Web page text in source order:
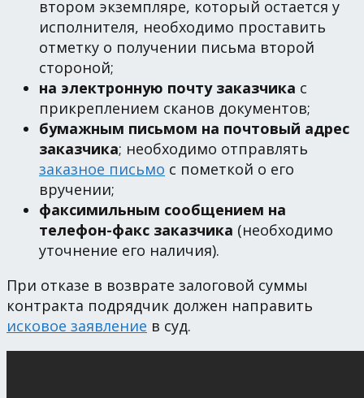
втором экземпляре, который остается у
исполнителя, необходимо проставить
отметку о получении письма второй
стороной;
на электронную почту заказчика с
прикреплением сканов документов;
бумажным письмом на почтовый адрес
заказчика; необходимо отправлять
заказное письмо с пометкой о его
вручении;
факсимильным сообщением на
телефон-факс заказчика (необходимо
уточнение его наличия).
При отказе в возврате залоговой суммы
контракта подрядчик должен направить
исковое заявление в суд.